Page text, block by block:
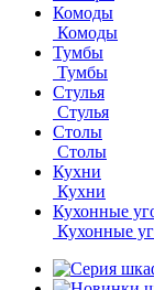
Комоды
Комоды
Тумбы
Тумбы
Стулья
Стулья
Столы
Столы
Кухни
Кухни
Кухонные
Кухонные